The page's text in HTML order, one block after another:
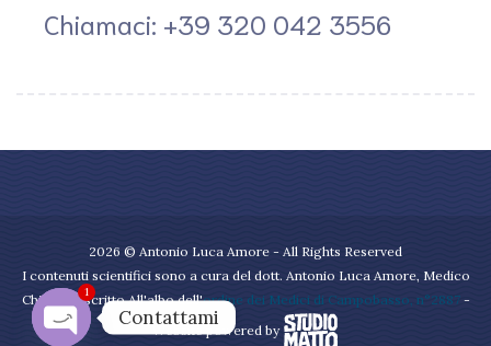
Chiamaci: +39 320 042 3556
2026 © Antonio Luca Amore - All Rights Reserved
I contenuti scientifici sono a cura del dott. Antonio Luca Amore, Medico
Chirurgo iscritto All'albo dell'ordine dei Medici di Campobasso, n°2887 -
Website powered by
Contattami
1